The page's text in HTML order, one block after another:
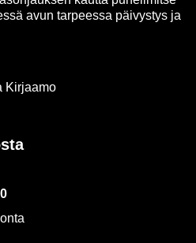
avun tar­pees­sa päi­vys­tys ja
Kir­jaa­mo